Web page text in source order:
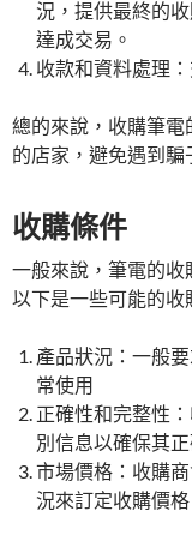
況，提供最終的
達成交易。
收款和資料處理
總的來說，收購筆
的店家，避免遇到騙
收購條件
一般來說，筆電的收
以下是一些可能的收
產品狀況：一般
常使用
正確性和完整性
別信息以確保其
市場價格：收購
況來訂定收購價格